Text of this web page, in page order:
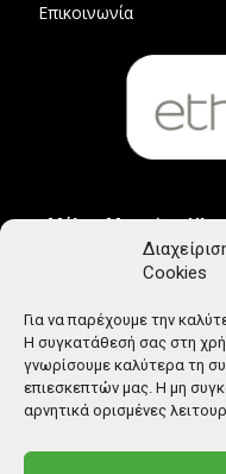
Cookies
Για να παρέχουμε την
Η συγκατάθεσή σας στη
γνωρίσουμε καλύτερα τη
επιεσκεπτών μας. Η μη
αρνητικά ορισμένες
Επικοινωνία
Μέλος Μητρώου